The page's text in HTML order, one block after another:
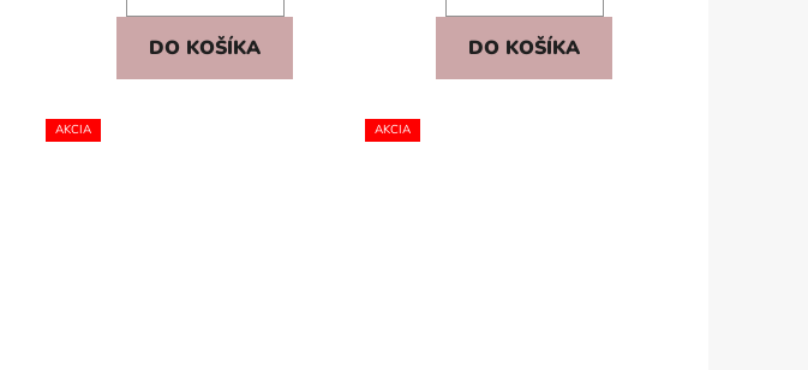
DO KOŠÍKA DO KOŠÍKA
AKCIA AKCIA